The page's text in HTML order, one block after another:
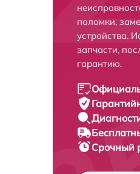
поломки,
устройства.
запчасти,
гарантию.
Срочный